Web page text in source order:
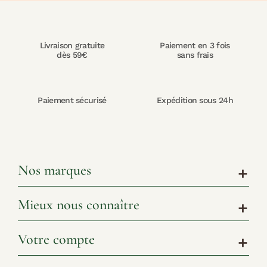
Livraison gratuite
dès 59€
Paiement en 3 fois
sans frais
Paiement sécurisé Expédition sous 24h
Nos marques add
Mieux nous connaître add
Votre compte add